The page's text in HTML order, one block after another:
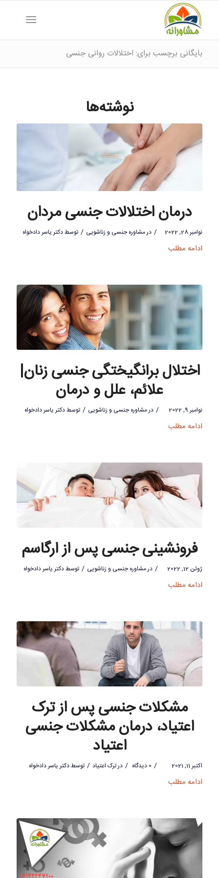
بایگانی برچسب برای: اختلالات روانی جنسی
نوشته‌ها
درمان اختلالات جنسی مردان
نوامبر 28, 2022 / درمشاوره جنسی و زناشویی / توسطدکتر یاسر دادخواه
ادامه مطلب
اختلال برانگیختگی جنسی زنان|
علائم، علل و درمان
نوامبر 9, 2022 / درمشاوره جنسی و زناشویی / توسطدکتر یاسر دادخواه
ادامه مطلب
فرونشینی جنسی پس از ارگاسم
ژوئن 12, 2022 / درمشاوره جنسی و زناشویی / توسطدکتر یاسر دادخواه
ادامه مطلب
مشکلات جنسی پس از ترک
اعتیاد، درمان مشکلات جنسی
اعتیاد
اکتبر 11, 2021 / 0 دیدگاه / درترک اعتیاد / توسطدکتر یاسر دادخواه
ادامه مطلب